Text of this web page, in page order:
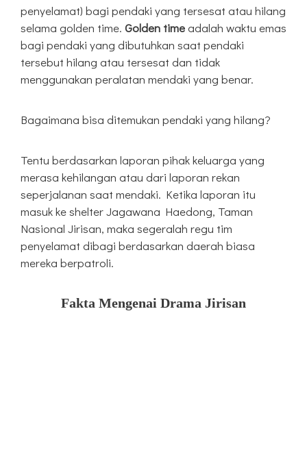
penyelamat) bagi pendaki yang tersesat atau hilang
selama golden time. Golden time adalah waktu emas
bagi pendaki yang dibutuhkan saat pendaki
tersebut hilang atau tersesat dan tidak
menggunakan peralatan mendaki yang benar.
Bagaimana bisa ditemukan pendaki yang hilang?
Tentu berdasarkan laporan pihak keluarga yang
merasa kehilangan atau dari laporan rekan
seperjalanan saat mendaki. Ketika laporan itu
masuk ke shelter Jagawana Haedong, Taman
Nasional Jirisan, maka segeralah regu tim
penyelamat dibagi berdasarkan daerah biasa
mereka berpatroli.
Fakta Mengenai Drama Jirisan